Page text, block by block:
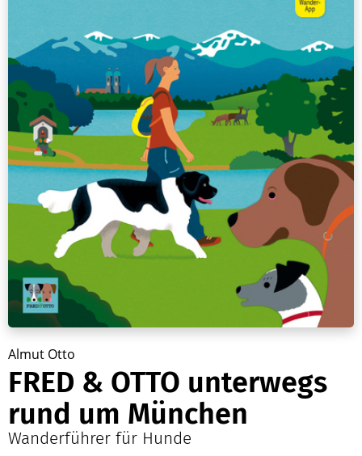
Almut Otto
FRED & OTTO unterwegs
rund um München
Wanderführer für Hunde